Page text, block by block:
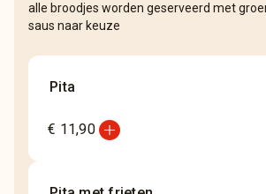
alle broodjes worden geserveerd met
saus naar keuze
Pita
€ 11,90add_circle